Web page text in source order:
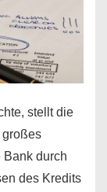
stellt die
großes
Bank durch
des Kredits